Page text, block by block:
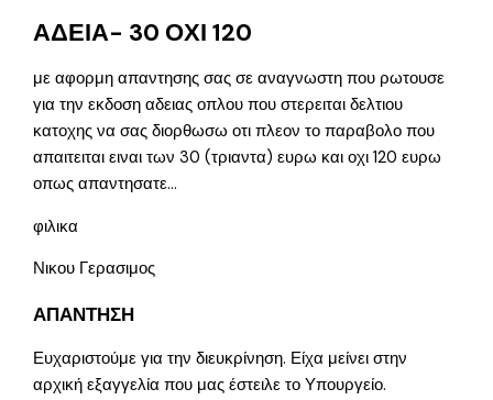
ΑΔΕΙΑ- 30 ΟΧΙ 120
με αφορμη απαντησης σας σε αναγνωστη που ρωτουσε
για την εκδοση αδειας οπλου που στερειται δελτιου
κατοχης να σας διορθωσω οτι πλεον το παραβολο που
απαιτειται ειναι των 30 (τριαντα) ευρω και οχι 120 ευρω
οπως απαντησατε…
φιλικα
Νικου Γερασιμος
ΑΠΑΝΤΗΣΗ
Ευχαριστούμε για την διευκρίνηση. Είχα μείνει στην
αρχική εξαγγελία που μας έστειλε το Υπουργείο.